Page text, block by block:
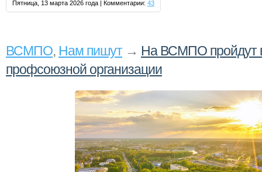
Пятница, 13 марта 2026 года | Комментарии: 43
ВСМПО, Нам пишут→ На ВСМПО пройдут
профсоюзной организации